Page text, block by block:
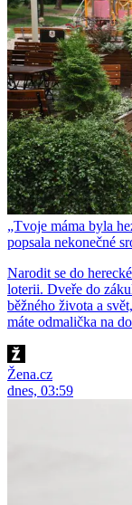
„Tvoje máma byla
popsala nekonečné
Narodit se do
loterii. Dveře do
běžného života a
máte odmalička na
Žena.cz
dnes, 03:59